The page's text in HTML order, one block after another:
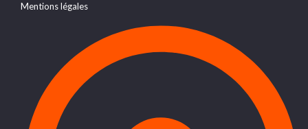
Mentions légales